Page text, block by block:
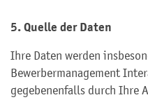
5. Quelle der Daten
Ihre Daten werden
Bewerbermanagement
gegebenenfalls durch Ihre